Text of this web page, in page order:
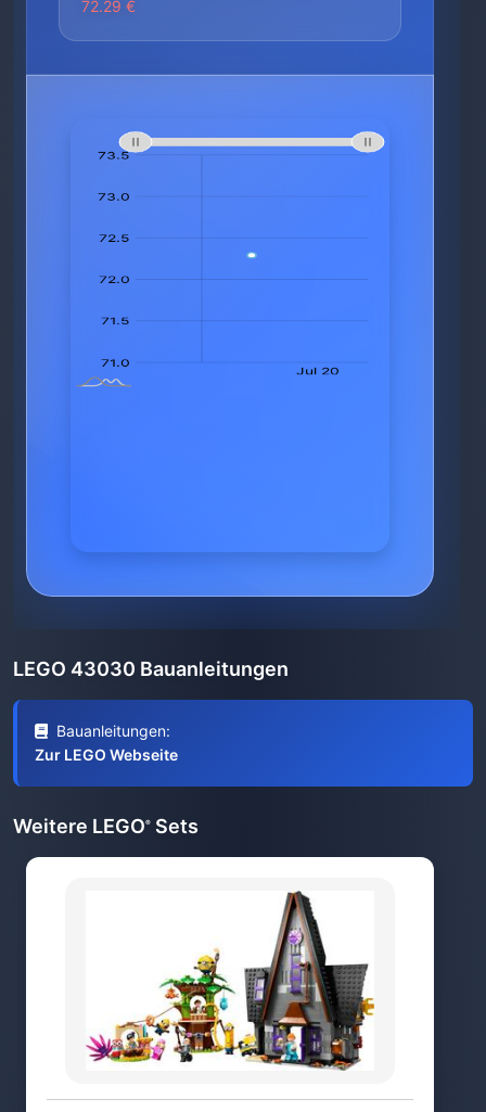
72.29 €
LEGO 43030 Bauanleitungen
Bauanleitungen:
Zur LEGO Webseite
Weitere LEGO® Sets